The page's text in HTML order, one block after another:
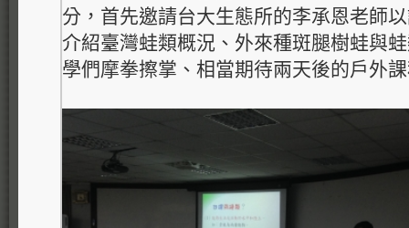
分，首先邀請台大生態所的李承恩老師
介紹臺灣蛙類概況、外來種斑腿樹蛙與
學們摩拳擦掌、相當期待兩天後的戶外